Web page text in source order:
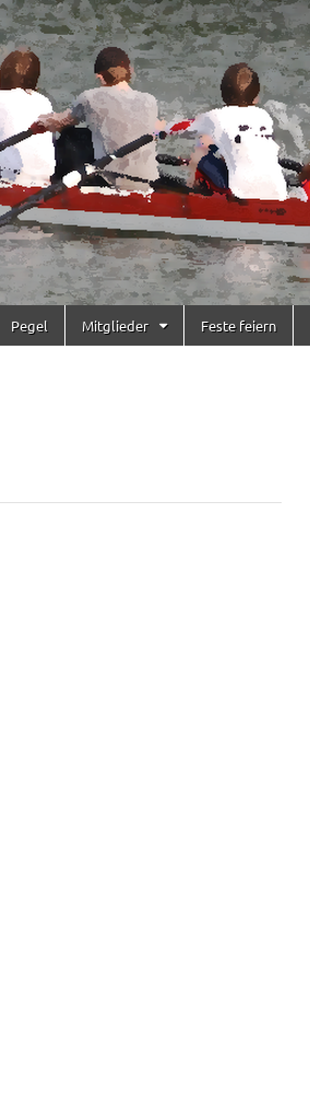
Pegel Mitglieder Feste feiern